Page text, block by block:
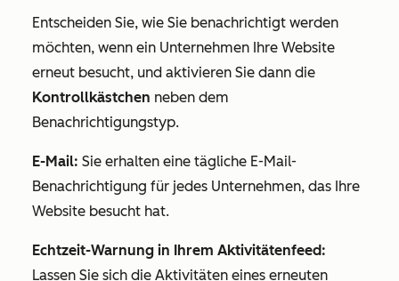
Entscheiden Sie, wie Sie benachrichtigt werden
möchten, wenn ein Unternehmen Ihre Website
erneut besucht, und aktivieren Sie dann die
Kontrollkästchen neben dem
Benachrichtigungstyp.
E-Mail: Sie erhalten eine tägliche E-Mail-
Benachrichtigung für jedes Unternehmen, das Ihre
Website besucht hat.
Echtzeit-Warnung in Ihrem Aktivitätenfeed:
Lassen Sie sich die Aktivitäten eines erneuten